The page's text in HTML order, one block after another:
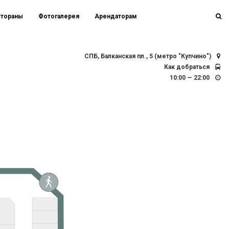
Фотогалерея Арендаторам
СПБ, Балканская пл., 5 (метро "Купчино")
Как добраться
10:00 — 22:00